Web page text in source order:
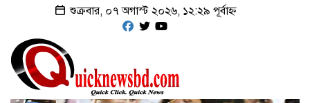
শুক্রবার, ০৭ অগাস্ট ২০২৬, ১২:২৯ পূর্বাহ্ন